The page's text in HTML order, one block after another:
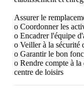
Assurer le
o Coordonner les
o Encadrer l'équipe
o Veiller à la sécurité
o Garantir le bon
o Rendre compte à
centre de loisirs